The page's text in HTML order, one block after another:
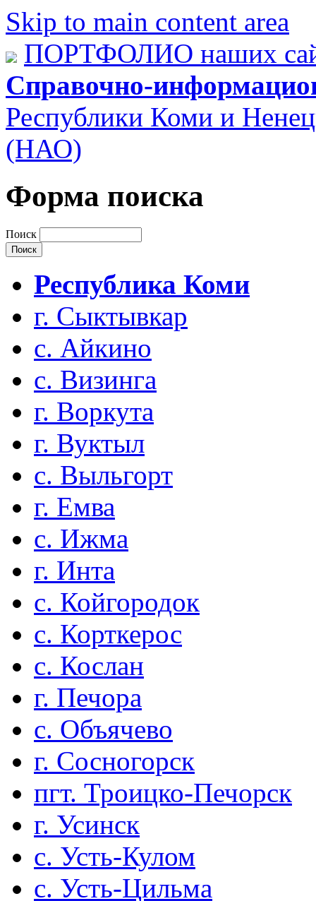
Skip to main content area
ПОРТФОЛИО наших
Справочно-
Республики Коми и
(НАО)
Форма поиска
Поиск
Республика Коми
г. Сыктывкар
с. Айкино
с. Визинга
г. Воркута
г. Вуктыл
с. Выльгорт
г. Емва
с. Ижма
г. Инта
с. Койгородок
с. Корткерос
с. Кослан
г. Печора
с. Объячево
г. Сосногорск
пгт. Троицко-Печорск
г. Усинск
с. Усть-Кулом
с. Усть-Цильма